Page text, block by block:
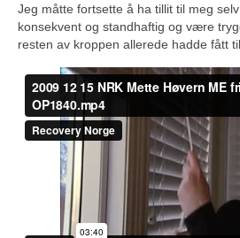
Jeg måtte fortsette å ha tillit til meg
konsekvent og standhaftig og være
resten av kroppen allerede hadde fått til.